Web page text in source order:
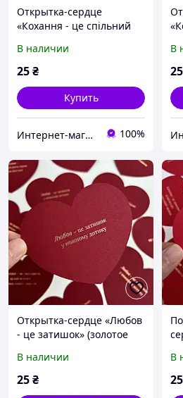
Открытка-сердце
«Кохання - це спільний
тиснением
В наличии
25₴
Купить
Интернет-магазин AWATCH 100%
В
25
Открытка-сердце «Любов
- це затишок» (золотое
В наличии
25₴
В
25